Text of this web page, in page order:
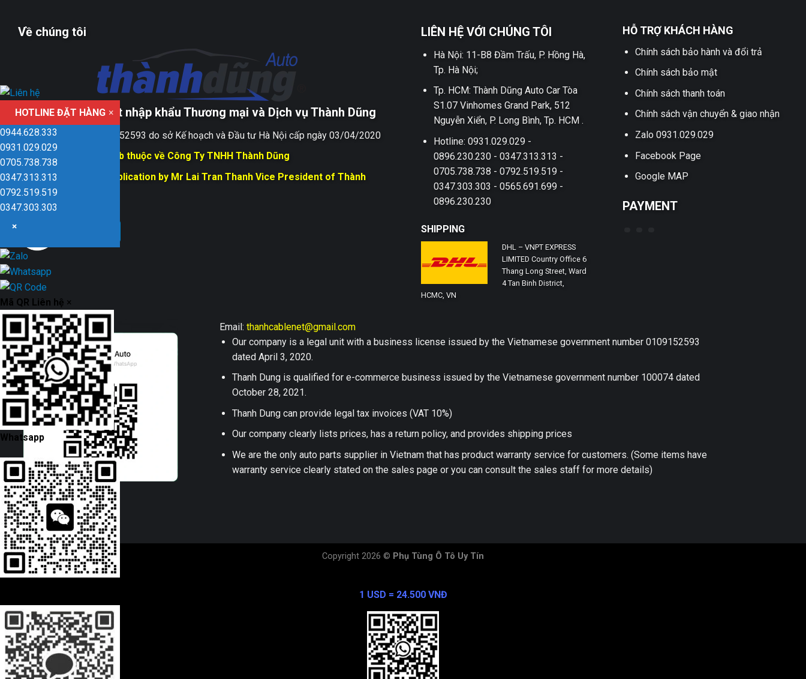
Về chúng tôi
Công ty TNHH xuất nhập khẩu Thương mại và Dịch vụ Thành Dũng
Giấy ĐKKD số 0109152593 do sở Kế hoạch và Đầu tư Hà Nội cấp ngày 03/04/2020
Bản quyền trang web thuộc về Công Ty TNHH Thành Dũng
Responsible for Publication by Mr Lai Tran Thanh Vice President of Thành
Dũng company
LIÊN HỆ VỚI CHÚNG TÔI
Hà Nội: 11-B8 Đầm Trấu, P. Hồng Hà,
Tp. Hà Nội;
Tp. HCM: Thành Dũng Auto Car Tòa
S1.07 Vinhomes Grand Park, 512
Nguyễn Xiển, P. Long Bình, Tp. HCM .
Hotline: 0931.029.029 -
0896.230.230 - 0347.313.313 -
0705.738.738 - 0792.519.519 -
0347.303.303 - 0565.691.699 -
0896.230.230
SHIPPING
DHL – VNPT EXPRESS
LIMITED Country Office 6
Thang Long Street, Ward
4 Tan Binh District,
HCMC, VN
HỖ TRỢ KHÁCH HÀNG
Chính sách bảo hành và đổi trả
Chính sách bảo mật
Chính sách thanh toán
Chính sách vận chuyển & giao nhận
Zalo 0931.029.029
Facebook Page
Google MAP
PAYMENT
Email: thanhcablenet@gmail.com
Our company is a legal unit with a business license issued by the Vietnamese government number 0109152593
dated April 3, 2020.
Thanh Dung is qualified for e-commerce business issued by the Vietnamese government number 100074 dated
October 28, 2021.
Thanh Dung can provide legal tax invoices (VAT 10%)
Our company clearly lists prices, has a return policy, and provides shipping prices
We are the only auto parts supplier in Vietnam that has product warranty service for customers. (Some items have
warranty service clearly stated on the sales page or you can consult the sales staff for more details)
Copyright 2026 © Phụ Tùng Ô Tô Uy Tín
HOTLINE ĐẶT HÀNG ×
0944.628.333
0931.029.029
0705.738.738
0347.313.313
0792.519.519
0347.303.303
×
Mã QR Liên hệ ×
Whatsapp
1 USD = 24.500 VNĐ